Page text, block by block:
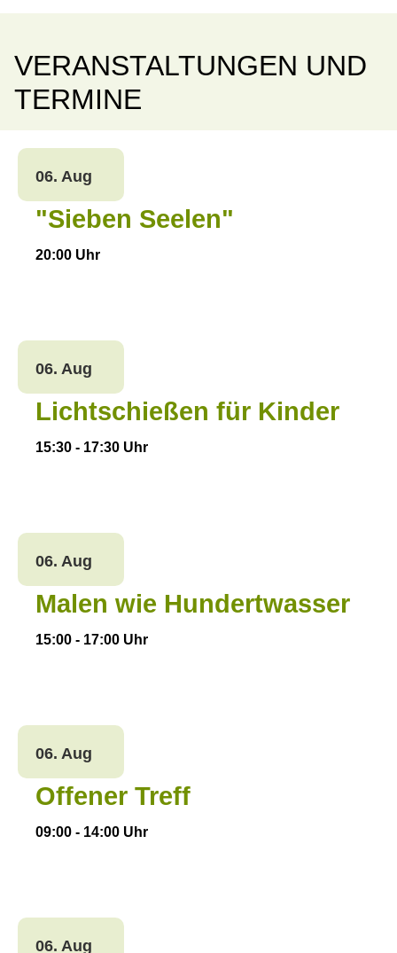
VERANSTALTUNGEN UND
TERMINE
"Sieben Seelen"
20:00 Uhr
06. Aug
Lichtschießen für Kinder
15:30 - 17:30 Uhr
06. Aug
Malen wie Hundertwasser
15:00 - 17:00 Uhr
06. Aug
Offener Treff
09:00 - 14:00 Uhr
06. Aug
06. Aug